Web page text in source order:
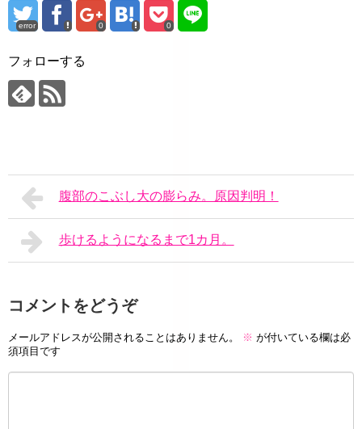
error 0 0
フォローする
腹部のこぶし大の膨らみ。原因判明！
歩けるようになるまで1カ月。
コメントをどうぞ
メールアドレスが公開されることはありません。 ※ が付いている欄は必
須項目です